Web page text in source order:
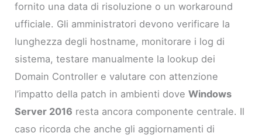
fornito una data di risoluzione o un workaround
ufficiale. Gli amministratori devono verificare la
lunghezza degli hostname, monitorare i log di
sistema, testare manualmente la lookup dei
Domain Controller e valutare con attenzione
l’impatto della patch in ambienti doveWindows
Server 2016 resta ancora componente centrale. Il
caso ricorda che anche gli aggiornamenti di